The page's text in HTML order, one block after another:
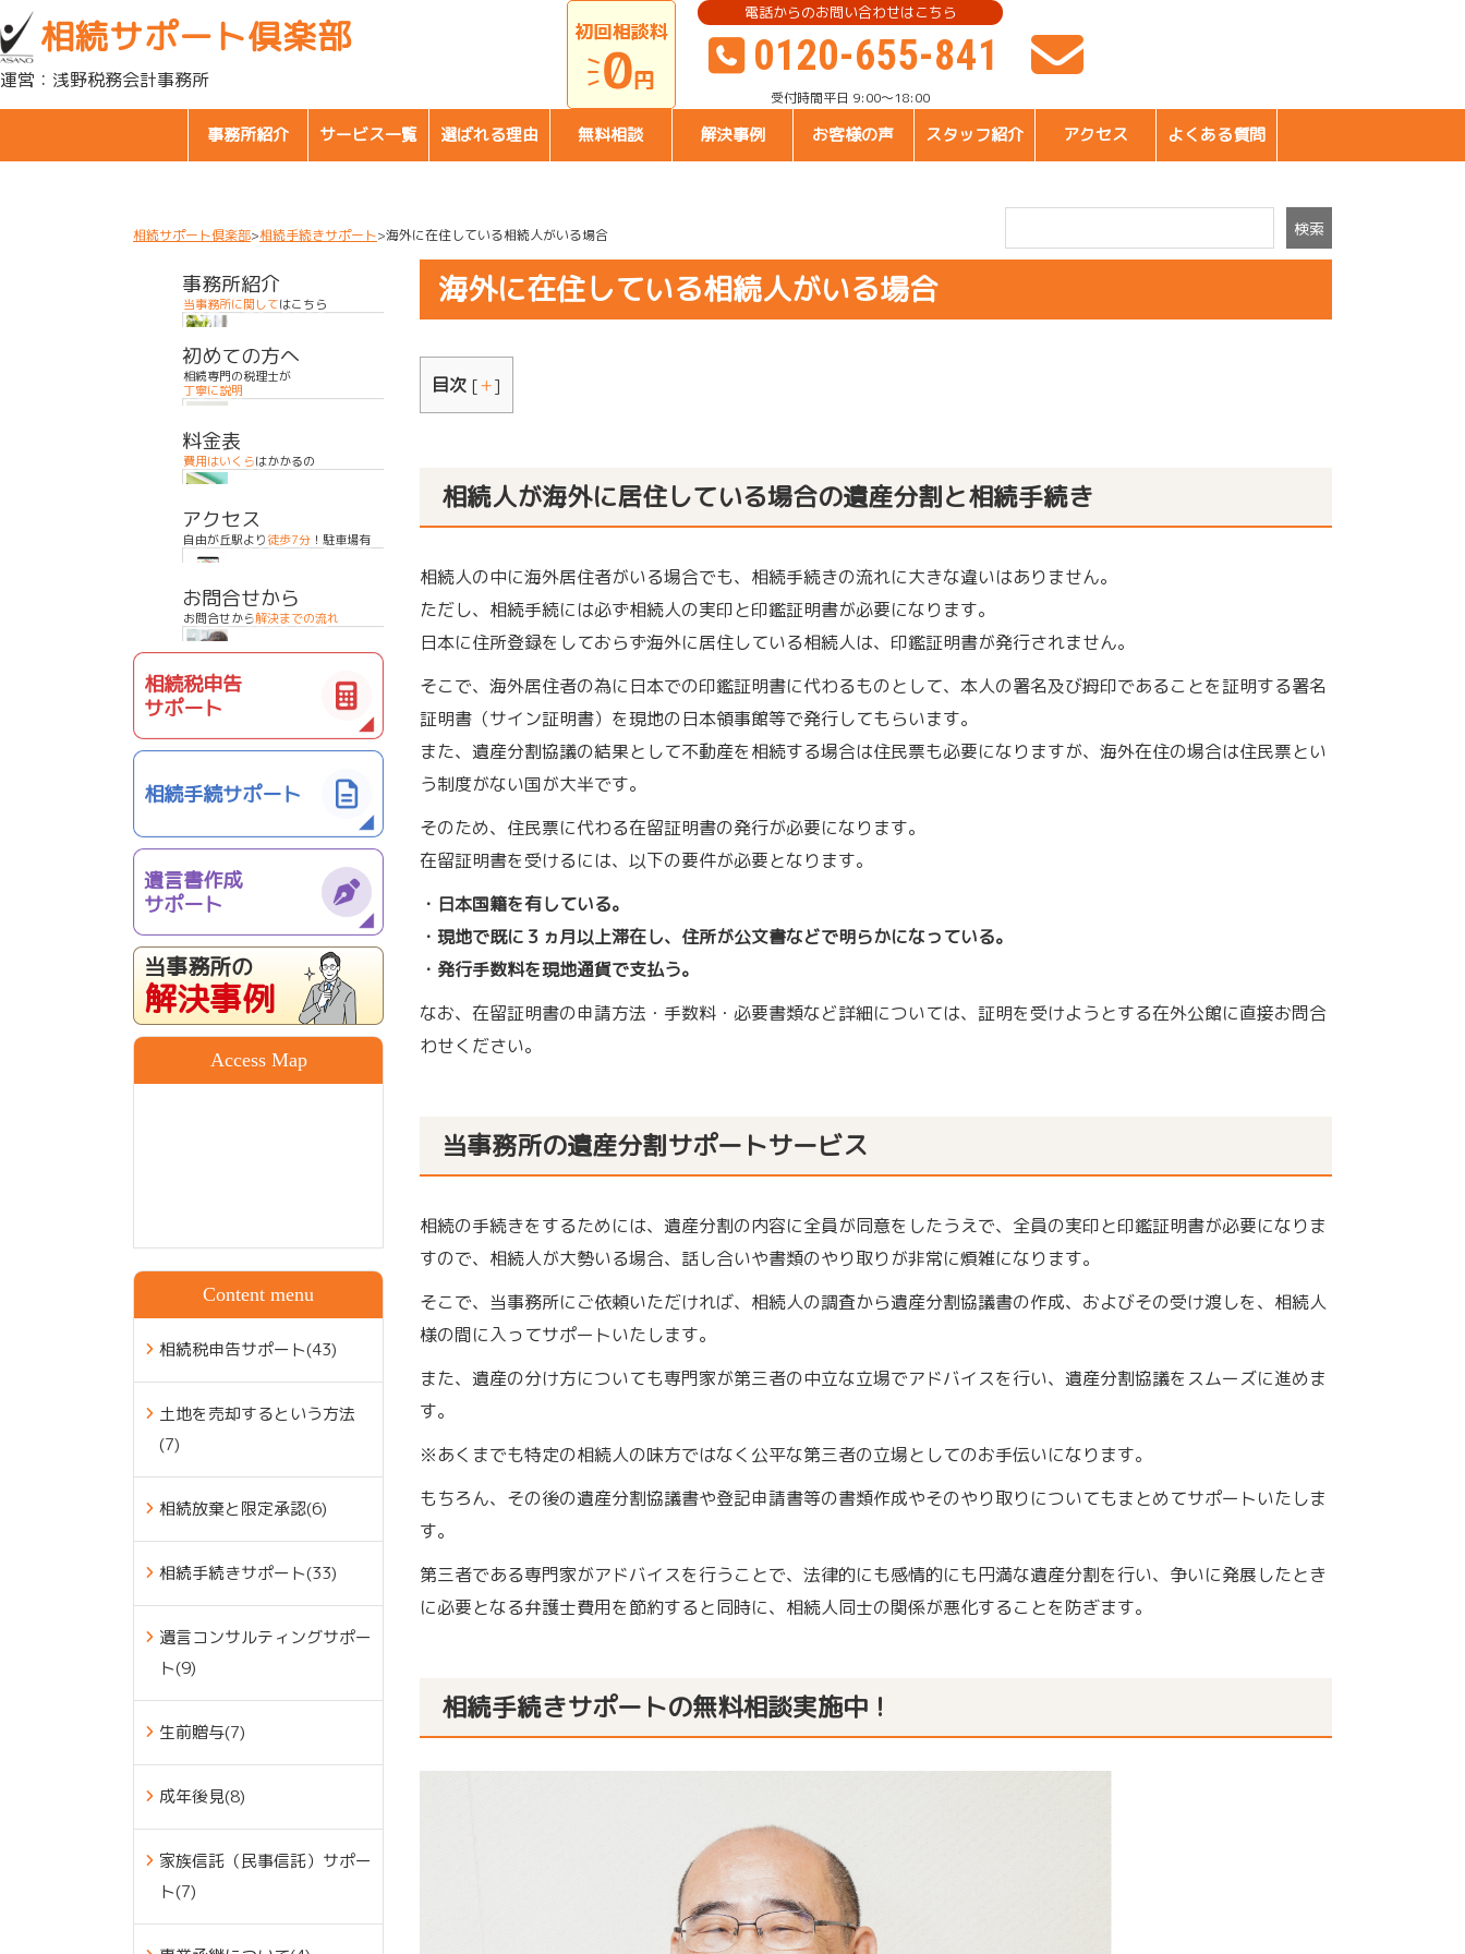
目黒区・世田谷区・品川区で相続に関するお悩みなら
相続サポート倶楽部
運営：浅野税務会計事務所
電話からのお問い合わせはこちら
0120-655-841
受付時間平日 9:00～18:00
事務所紹介 サービス一覧 選ばれる理由 無料相談 解決事例 お客様の声 スタッフ紹介 アクセス よくある質問
相続サポート倶楽部 相続手続きサポート 海外に在住している相続人がいる場合 検索
事務所紹介
当事務所に関してはこちら
初めての方へ
相続専門の税理士が
丁寧に説明
料金表
費用はいくらはかかるの
アクセス
自由が丘駅より徒歩7分 ！駐車場有
お問合せから
お問合せから解決までの流れ
相続税申告
サポート
相続手続サポート
遺言書作成
サポート
当事務所の
解決事例
Access Map
Content menu
相続税申告サポート(43)
土地を売却するという方法
(7)
相続放棄と限定承認(6)
相続手続きサポート(33)
遺言コンサルティングサポー
ト(9)
生前贈与(7)
成年後見(8)
家族信託（民事信託）サポー
ト(7)
海外に在住している相続人がいる場合
目次 [＋]
相続人が海外に居住している場合の遺産分割と相続手続き
相続人の中に海外居住者がいる場合でも、相続手続きの流れに大きな違いはありません。
ただし、相続手続には必ず相続人の実印と印鑑証明書が必要になります。
日本に住所登録をしておらず海外に居住している相続人は、印鑑証明書が発行されません。
そこで、海外居住者の為に日本での印鑑証明書に代わるものとして、本人の署名及び拇印であることを証明する署名
証明書（サイン証明書）を現地の日本領事館等で発行してもらいます。
また、遺産分割協議の結果として不動産を相続する場合は住民票も必要になりますが、海外在住の場合は住民票とい
う制度がない国が大半です。
そのため、住民票に代わる在留証明書の発行が必要になります。
在留証明書を受けるには、以下の要件が必要となります。
・日本国籍を有している。
・現地で既に３ヵ月以上滞在し、住所が公文書などで明らかになっている。
・発行手数料を現地通貨で支払う。
なお、在留証明書の申請方法・手数料・必要書類など詳細については、証明を受けようとする在外公館に直接お問合
わせください。
当事務所の遺産分割サポートサービス
相続の手続きをするためには、遺産分割の内容に全員が同意をしたうえで、全員の実印と印鑑証明書が必要になりま
すので、相続人が大勢いる場合、話し合いや書類のやり取りが非常に煩雑になります。
そこで、当事務所にご依頼いただければ、相続人の調査から遺産分割協議書の作成、およびその受け渡しを、相続人
様の間に入ってサポートいたします。
また、遺産の分け方についても専門家が第三者の中立な立場でアドバイスを行い、遺産分割協議をスムーズに進めま
す。
※あくまでも特定の相続人の味方ではなく公平な第三者の立場としてのお手伝いになります。
もちろん、その後の遺産分割協議書や登記申請書等の書類作成やそのやり取りについてもまとめてサポートいたしま
す。
第三者である専門家がアドバイスを行うことで、法律的にも感情的にも円満な遺産分割を行い、争いに発展したとき
に必要となる弁護士費用を節約すると同時に、相続人同士の関係が悪化することを防ぎます。
相続手続きサポートの無料相談実施中！